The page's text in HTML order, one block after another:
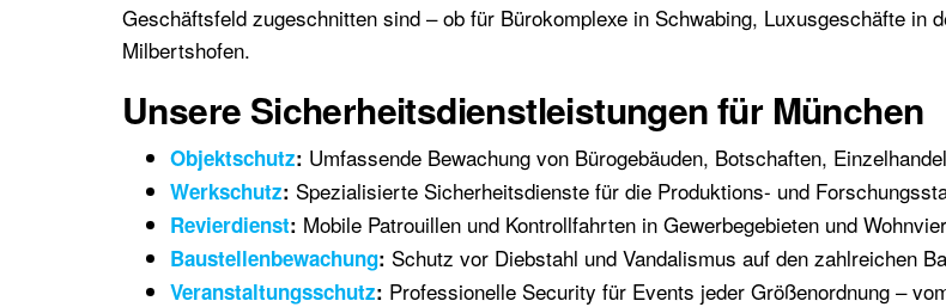
Geschäftsfeld zugeschnitten sind – ob für Bürokomplexe in Schwabing, Luxusgeschäfte in
Milbertshofen.
Unsere Sicherheitsdienstleistungen für München
Objektschutz: Umfassende Bewachung von Bürogebäuden, Botschaften,
Werkschutz: Spezialisierte Sicherheitsdienste für die Produktions- und
Revierdienst: Mobile Patrouillen und Kontrollfahrten in Gewerbegebieten und
Baustellenbewachung: Schutz vor Diebstahl und Vandalismus auf den zahlreichen
Veranstaltungsschutz: Professionelle Security für Events jeder Größenordnung –